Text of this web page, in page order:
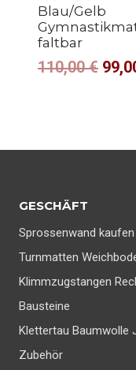
Blau/Gelb
faltbar
110,00€
GESCHÄFT
Sprossenwand kaufen
Turnmatten
Klimmzugstangen
Bausteine
Klettertau Baumwolle
Zubehör